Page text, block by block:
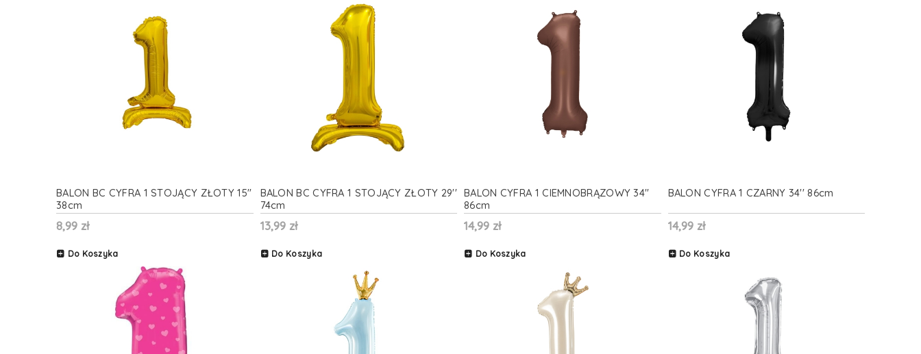
BALON BC CYFRA 1 STOJĄCY ZŁOTY 15''
38cm
8,99 zł
Do Koszyka
BALON BC CYFRA 1 STOJĄCY ZŁOTY 29''
74cm
13,99 zł
Do Koszyka
BALON CYFRA 1 CIEMNOBRĄZOWY 34''
86cm
14,99 zł
Do Koszyka
BALON CYFRA 1 CZARNY 34'' 86cm
14,99 zł
Do Koszyka